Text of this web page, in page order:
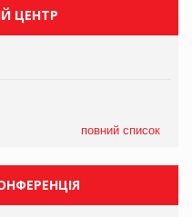
ЦЕНТР
повний список